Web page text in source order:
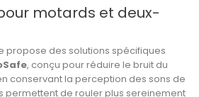
motards et deux-
propose des solutions spécifiques
, conçu pour réduire le bruit du
conservant la perception des sons de
permettent de rouler plus sereinement